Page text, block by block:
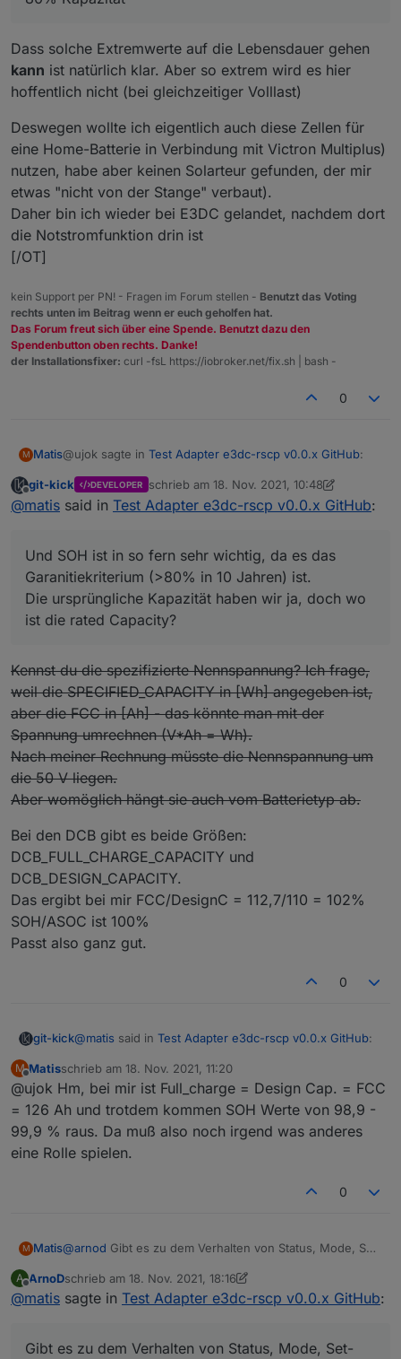
Dazu kommt meist die erhöhte Feuchtigkeit, die der
Dass solche Extremwerte auf die Lebensdauer gehen
kann ist natürlich klar. Aber so extrem wird es hier
hoffentlich nicht (bei gleichzeitiger Volllast)
Deswegen wollte ich eigentlich auch diese Zellen für
eine Home-Batterie in Verbindung mit Victron Multiplus)
nutzen, habe aber keinen Solarteur gefunden, der mir
etwas "nicht von der Stange" verbaut).
Daher bin ich wieder bei E3DC gelandet, nachdem dort
die Notstromfunktion drin ist
[/OT]
kein Support per PN! - Fragen im Forum stellen - Benutzt das Voting
rechts unten im Beitrag wenn er euch geholfen hat.
Das Forum freut sich über eine Spende. Benutzt dazu den
Spendenbutton oben rechts. Danke!
der Installationsfixer: curl -fsL https://iobroker.net/fix.sh | bash -
0
M Matis@ujok sagte in Test Adapter e3dc-rscp v0.0.x GitHub:
SOH = FCC/DesignCapacity(spezifizierte
interessieren, wie e3dc oder LG das berechnet, denn mit
den vorhandenen Werten komme ich nicht auf das
angezeigte Ergebnis.
Und SOH ist in so fern sehr wichtig, da es das
Garanitiekriterium (>80% in 10 Jahren) ist.
Offline
git-kick DEVELOPER schrieb am 18. Nov. 2021, 10:48
zuletzt editiert von git-kick
@matis said in Test Adapter e3dc-rscp v0.0.x GitHub:
Und SOH ist in so fern sehr wichtig, da es das
Garanitiekriterium (>80% in 10 Jahren) ist.
Die ursprüngliche Kapazität haben wir ja, doch wo
ist die rated Capacity?
Kennst du die spezifizierte Nennspannung? Ich frage,
weil die SPECIFIED_CAPACITY in [Wh] angegeben ist,
aber die FCC in [Ah] - das könnte man mit der
Spannung umrechnen (V*Ah = Wh).
Nach meiner Rechnung müsste die Nennspannung um
die 50 V liegen.
Aber womöglich hängt sie auch vom Batterietyp ab.
Bei den DCB gibt es beide Größen:
DCB_FULL_CHARGE_CAPACITY und
DCB_DESIGN_CAPACITY.
Das ergibt bei mir FCC/DesignC = 112,7/110 = 102%
SOH/ASOC ist 100%
Passt also ganz gut.
0
git-kick@matis said in Test Adapter e3dc-rscp v0.0.x GitHub:
Und SOH ist in so fern sehr wichtig, da es das
Garanitiekriterium (>80% in 10 Jahren) ist.
Die ursprüngliche Kapazität haben wir ja, doch wo
ist die rated Capacity?
Kennst du die spezifizierte Nennspannung? Ich frage,
weil die SPECIFIED_CAPACITY in [Wh] angegeben ist,
aber die FCC in [Ah] - das könnte man mit der
Nach meiner Rechnung müsste die Nennspannung um
Bei den DCB gibt es beide Größen:
M
Offline
Matisschrieb am 18. Nov. 2021, 11:20
zuletzt editiert von
@ujok Hm, bei mir ist Full_charge = Design Cap. = FCC
= 126 Ah und trotdem kommen SOH Werte von 98,9 -
99,9 % raus. Da muß also noch irgend was anderes
eine Rolle spielen.
0
M Matis@arnod Gibt es zu dem Verhalten von Status, Mode, Set-
Ich hab das nicht ganz verstanden um es vernünftig
nachvollziehen zu können.
A
Offline
ArnoDschrieb am 18. Nov. 2021, 18:16
zuletzt editiert von ArnoD
@matis sagte in Test Adapter e3dc-rscp v0.0.x GitHub:
Gibt es zu dem Verhalten von Status, Mode, Set-